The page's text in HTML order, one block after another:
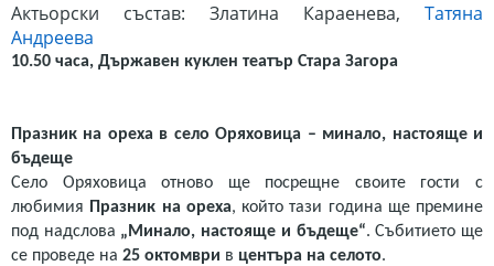
Актьорски състав: Златина Караенева, Татяна
Андреева
10.50 часа, Държавен куклен театър Стара Загора
Празник на ореха в село Оряховица – минало, настояще и
бъдеще
Село Оряховица отново ще посрещне своите гости с
любимия Празник на ореха, който тази година ще премине
под надслова „Минало, настояще и бъдеще“. Събитието ще
се проведе на 25 октомври в центъра на селото.